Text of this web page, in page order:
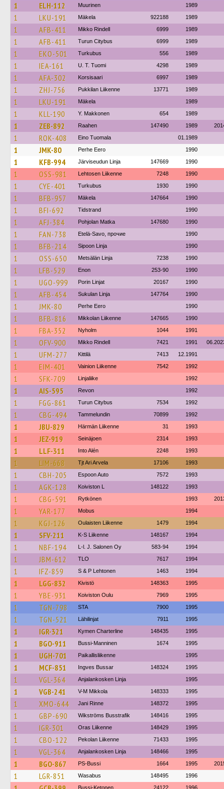
1 ELH-112 Muurinen 1989
1 LKU-191 Mäkela 922188 1989
1 AFB-411 Mikko Rindell 6999 1989
1 AFB-411 Turun Citybus 6999 1989
1 EKO-501 Turkubus 556 1989
1 IEA-161 U. T. Tuomi 4298 1989
1 AFA-302 Korsisaari 6997 1989
1 ZHJ-756 Pukkilan Liikenne 13771 1989
1 LKU-191 Mäkela 1989
1 KLL-190 Y. Makkonen 654 1989
1 ZEB-892 Raahen 147490 1989
1 ROK-408 Eino Tuomala 01.1989
1 JMK-80 Perhe Eero 1990
1 KFB-994 Järviseudun Linja 147669 1990
1 OSS-981 Lehtosen Liikenne 7248 1990
1 CYE-401 Turkubus 1930 1990
1 BFB-957 Mäkela 147664 1990
1 BFI-692 Tidstrand 1990
1 AFJ-384 Pohjolan Matka 147680 1990
1 FAN-738 Etelä-Savo, прочие 1990
1 BFB-214 Sipoon Linja 1990
1 OSS-650 Metsälän Linja 7238 1990
1 LFB-529 Enon 253-90 1990
1 UGO-999 Porin Linjat 20167 1990
1 AFB-454 Sukulan Linja 147764 1990
1 JMK-80 Perhe Eero 1990
1 BFB-816 Mikkolan Liikenne 147665 1990
1 FBA-352 Nyholm 1044 1991
1 OFV-900 Mikko Rindell 7421 1991
1 UFM-277 Kittilä 7413 12.1991
1 EIM-401 Vainion Liikenne 7542 1992
1 SFK-709 Linjaliike 1992
1 AIS-595 Revon 1992
1 FGG-861 Turun Citybus 7534 1992
1 CBG-494 Tammelundin 70899 1992
1 JBU-829 Härmän Liikenne 31 1993
1 JEZ-919 Seinäjoen 2314 1993
1 LLF-311 Into Alén 2248 1993
1 LIM-668 Tjt Ari Arvela 17106 1993
1 CBH-205 Espoon Auto 7572 1993
1 AGK-128 Koiviston L 148122 1993
1 CBG-591 Rytkönen 1993
1 YAR-177 Mobus 1994
1 KGJ-126 Oulaisten Liikenne 1479 1994
1 SFV-211 K-S Liikenne 148167 1994
1 NBF-194 L-l. J. Salonen Oy 583-94 1994
1 JBM-612 TLO 7617 1994
1 IFZ-859 S & P Lehtonen 1463 1994
1 LGG-832 Kivistö 148363 1995
1 YBE-931 Koiviston Oulu 7969 1995
1 TGN-798 STA 7900 1995
1 TGN-521 Lähilinjat 7911 1995
1 IGR-321 Kymen Charterline 148435 1995
1 BGO-911 Bussi-Manninen 1674 1995
1 UGH-701 Paikallisliikenne 1995
1 MCF-851 Ingves Bussar 148324 1995
1 VGL-364 Anjalankosken Linja 1995
1 VGB-241 V-M Mikkola 148333 1995
1 XMO-644 Jani Rinne 148372 1995
1 GBP-690 Wikströms Busstrafik 148416 1995
1 IGR-301 Oras Liikenne 148429 1995
1 CBO-122 Pekolan Liikenne 71433 1995
1 VGL-364 Anjalankosken Linja 148466 1995
1 BGO-867 PS-Bussi 1664 1995
1 LGR-851 Wasabus 148495 1996
Bussi-Ketonen 24122 1996